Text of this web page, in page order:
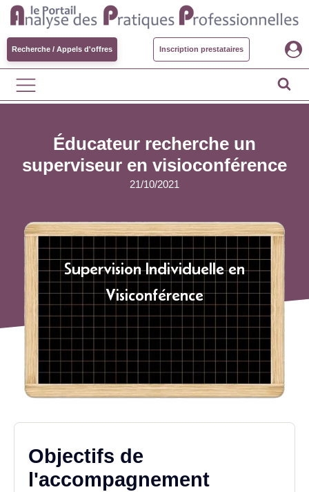
Recherche / Appels d'offres Inscription prestataires
Éducateur recherche un
superviseur en visioconférence
21/10/2021
Supervision Individuelle en
Visiconférence
Objectifs de
l'accompagnement